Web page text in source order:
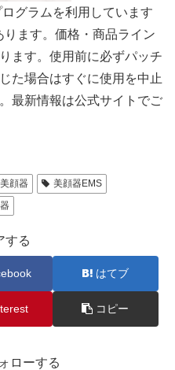
グラムを利用しています
ります。価格・商品ライン
ます。使用前に必ずパッチ
た場合はすぐに使用を中止
最新情報は公式サイトでご
美顔器
美顔器EMS
する
はてブ
コピー
ローする